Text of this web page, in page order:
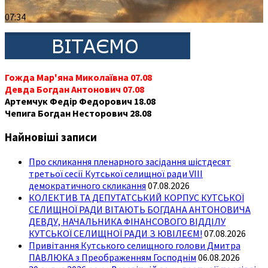
07:34
Гожда Мар'яна Миколаївна 07.08
Девда Богдан Антонович 07.08
Артемчук Федір Федорович 18.08
Чепига Богдан Несторович 28.08
Найновіші записи
Про скликання пленарного засідання шістдесят
третьої сесії Кутської селищної ради VIII
демократичного скликання 07.08.2026
КОЛЕКТИВ ТА ДЕПУТАТСЬКИЙ КОРПУС КУТСЬКОЇ
СЕЛИЩНОЇ РАДИ ВІТАЮТЬ БОГДАНА АНТОНОВИЧА
ДЕВДУ, НАЧАЛЬНИКА ФІНАНСОВОГО ВІДДІЛУ
КУТСЬКОЇ СЕЛИЩНОЇ РАДИ З ЮВІЛЕЄМ! 07.08.2026
Привітання Кутського селищного голови Дмитра
ПАВЛЮКА з Преображенням Господнім 06.08.2026